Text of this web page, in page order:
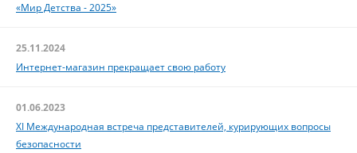
«Мир Детства - 2025»
25.11.2024
Интернет-магазин прекращает свою работу
01.06.2023
XI Международная встреча представителей, курирующих вопросы
безопасности